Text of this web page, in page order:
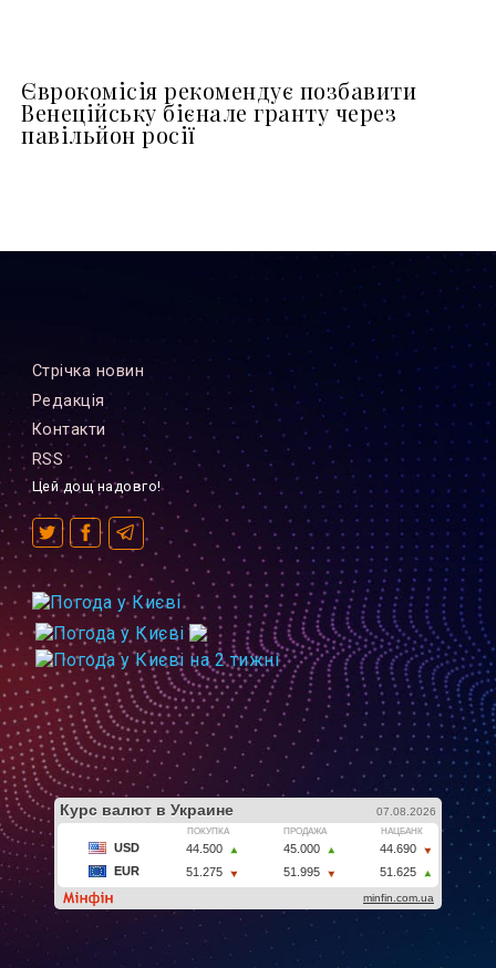
Єврокомісія рекомендує позбавити
Венеційську бієнале гранту через
павільйон росії
Стрiчка новин
Редакцiя
Контакти
RSS
Цей дощ надовго!